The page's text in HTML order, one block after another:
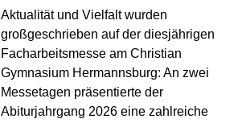
Aktualität und Vielfalt wurden
großgeschrieben auf der diesjährigen
Facharbeitsmesse am Christian
Gymnasium Hermannsburg: An zwei
Messetagen präsentierte der
Abiturjahrgang 2026 eine zahlreiche